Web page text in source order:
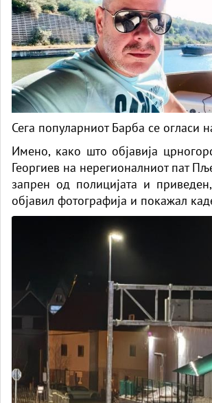
Сега популарниот Барба се огласи
Имено, како што објавија
Георгиев на нерегионалниот пат
запрен од полицијата и
објавил фотографија и покажал